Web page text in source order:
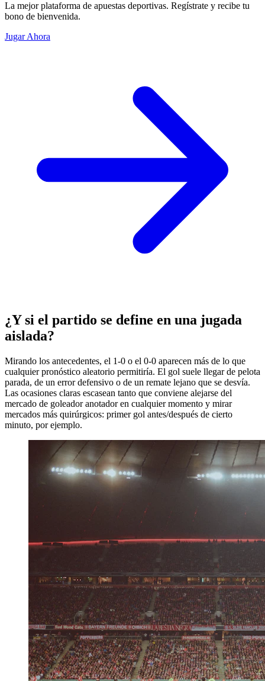
La mejor plataforma de apuestas deportivas. Regístrate y recibe tu
bono de bienvenida.
Jugar Ahora
¿Y si el partido se define en una jugada
aislada?
Mirando los antecedentes, el 1-0 o el 0-0 aparecen más de lo que
cualquier pronóstico aleatorio permitiría. El gol suele llegar de pelota
parada, de un error defensivo o de un remate lejano que se desvía.
Las ocasiones claras escasean tanto que conviene alejarse del
mercado de goleador anotador en cualquier momento y mirar
mercados más quirúrgicos: primer gol antes/después de cierto
minuto, por ejemplo.